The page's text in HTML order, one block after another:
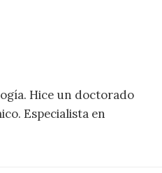
Hice un doctorado
Especialista en